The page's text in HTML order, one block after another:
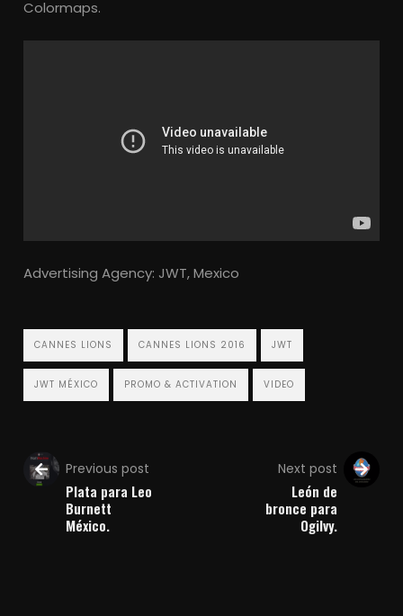
Colormaps.
Advertising Agency: JWT, Mexico
CANNES LIONS CANNES LIONS 2016 JWT
JWT MÉXICO PROMO & ACTIVATION VIDEO
Previous post
Plata para Leo
Burnett
México.
Next post
León de
bronce para
Ogilvy.